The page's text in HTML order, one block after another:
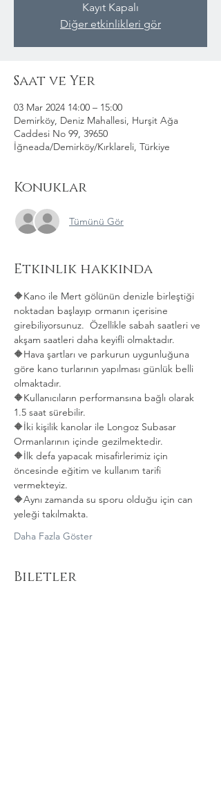
Kayıt Kapalı
Diğer etkinlikleri gör
Saat ve Yer
03 Mar 2024 14:00 – 15:00
Demirköy, Deniz Mahallesi, Hurşit Ağa
Caddesi No 99, 39650
İğneada/Demirköy/Kırklareli, Türkiye
Konuklar
Tümünü Gör
Etkinlik hakkında
🔶️Kano ile Mert gölünün denizle birleştiği
noktadan başlayıp ormanın içerisine
girebiliyorsunuz.  Özellikle sabah saatleri ve
akşam saatleri daha keyifli olmaktadır.
🔶️Hava şartları ve parkurun uygunluğuna
göre kano turlarının yapılması günlük belli
olmaktadır.
🔶️Kullanıcıların performansına bağlı olarak
1.5 saat sürebilir.
🔶️İki kişilik kanolar ile Longoz Subasar
Ormanlarının içinde gezilmektedir.
🔶️İlk defa yapacak misafirlerimiz için
öncesinde eğitim ve kullanım tarifi
vermekteyiz.
🔶️Aynı zamanda su sporu olduğu için can
yeleği takılmakta.
Daha Fazla Göster
Biletler